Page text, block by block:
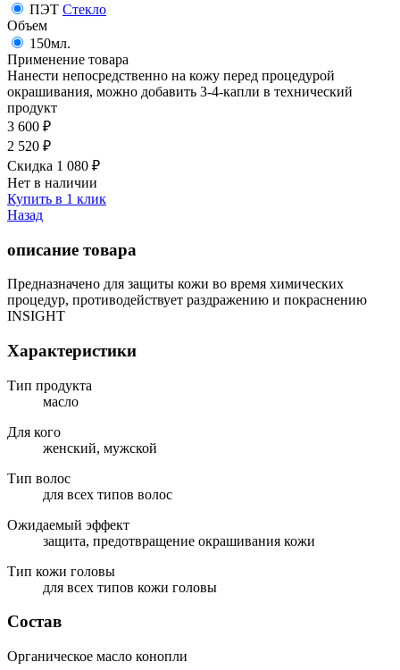
ПЭТ Стекло
Объем
150мл.
Применение товара
Нанести непосредственно на кожу перед процедурой
окрашивания, можно добавить 3-4-капли в технический
продукт
3 600 ₽
2 520 ₽
Скидка 1 080 ₽
Нет в наличии
Купить в 1 клик
Назад
описание товара
Предназначено для защиты кожи во время химических
процедур, противодействует раздражению и покраснению
INSIGHT
Характеристики
Тип продукта
масло
Для кого
женский, мужской
Тип волос
для всех типов волос
Ожидаемый эффект
защита, предотвращение окрашивания кожи
Тип кожи головы
для всех типов кожи головы
Состав
Органическое масло конопли